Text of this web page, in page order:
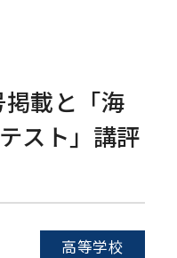
載と「海
スト」講評
高等学校